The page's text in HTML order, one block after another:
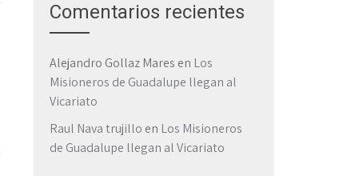
Comentarios recientes
Alejandro Gollaz Mares en Los
Misioneros de Guadalupe llegan al
Vicariato
Raul Nava trujillo en Los Misioneros
de Guadalupe llegan al Vicariato